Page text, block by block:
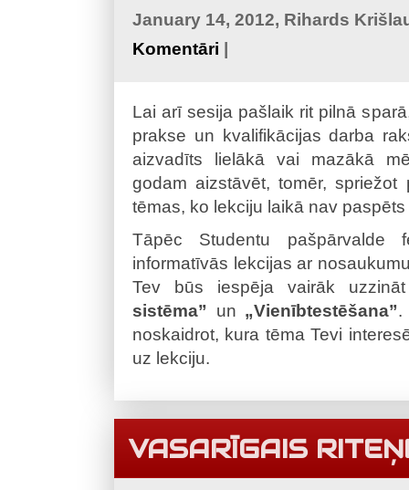
January 14, 2012, Rihards
Komentāri |
Lai arī sesija pašlaik rit pilnā
prakse un kvalifikācijas darba
aizvadīts lielākā vai mazākā
godam aizstāvēt, tomēr,
tēmas, ko lekciju laikā nav
Tāpēc Studentu
informatīvās lekcijas ar
Tev būs iespēja vairāk
sistēma” un „Vienībtestēšana”.
noskaidrot, kura tēma Tevi
uz lekciju.
VASARĪGAIS